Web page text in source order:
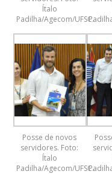
Ítalo
Padilha/Agecom/UFSC.
Posse de novos
servidores. Foto:
Ítalo
Padilha/Agecom/UFSC.